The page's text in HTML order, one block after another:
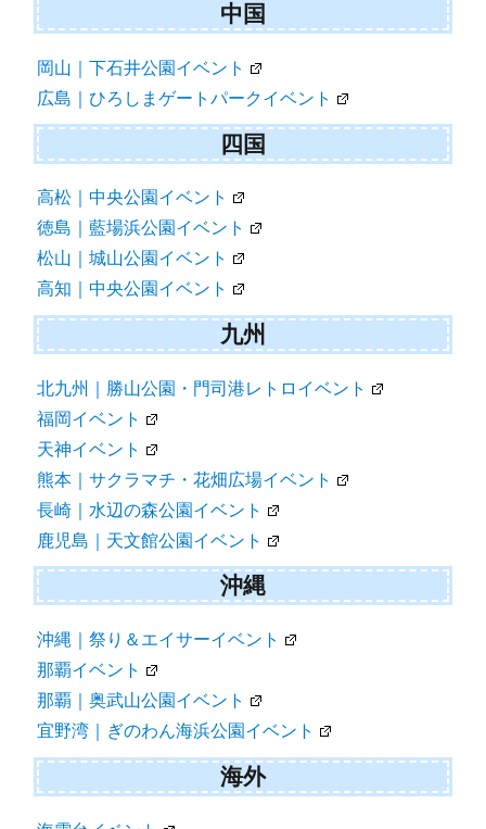
中国
岡山｜下石井公園イベント
広島｜ひろしまゲートパークイベント
四国
高松｜中央公園イベント
徳島｜藍場浜公園イベント
松山｜城山公園イベント
高知｜中央公園イベント
九州
北九州｜勝山公園・門司港レトロイベント
福岡イベント
天神イベント
熊本｜サクラマチ・花畑広場イベント
長崎｜水辺の森公園イベント
鹿児島｜天文館公園イベント
沖縄
沖縄｜祭り＆エイサーイベント
那覇イベント
那覇｜奥武山公園イベント
宜野湾｜ぎのわん海浜公園イベント
海外